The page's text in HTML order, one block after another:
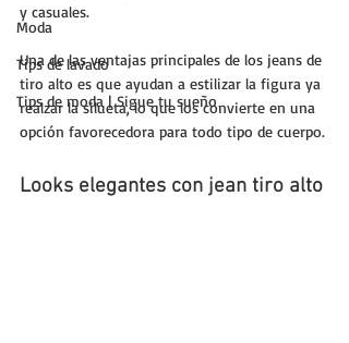
Moda
Tips de lavado
Tips de moda | Sigue tu sueño
y casuales.
Una de las ventajas principales de los jeans de
tiro alto es que ayudan a estilizar la figura ya
realzar la silueta, lo que los convierte en una
opción favorecedora para todo tipo de cuerpo.
Looks elegantes con jean tiro alto